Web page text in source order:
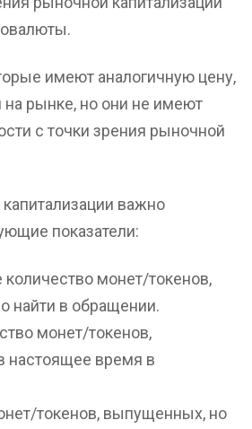
имеют аналогичную цену,
на рынке, но они не имеют
с точки зрения рыночной
важно
показатели:
монет/токенов,
найти в обращении.
монет/токенов,
настоящее время в
токенов, выпущенных, но